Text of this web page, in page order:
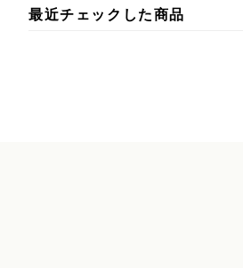
最近チェックした商品